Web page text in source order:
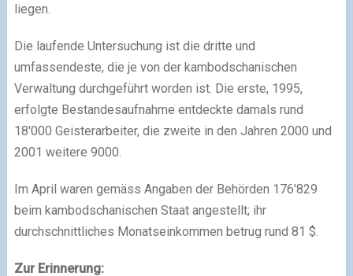
liegen.
Die laufende Untersuchung ist die dritte und
umfassendeste, die je von der kambodschanischen
Verwaltung durchgeführt worden ist. Die erste, 1995,
erfolgte Bestandesaufnahme entdeckte damals rund
18′000 Geisterarbeiter, die zweite in den Jahren 2000 und
2001 weitere 9000.
Im April waren gemäss Angaben der Behörden 176′829
beim kambodschanischen Staat angestellt; ihr
durchschnittliches Monatseinkommen betrug rund 81 $.
Zur Erinnerung: